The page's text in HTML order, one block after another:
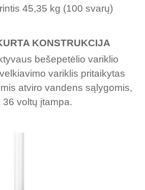
45,35 kg (100 svarų)
KONSTRUKCIJA
bešepetėlio variklio
variklis pritaikytas
atviro vandens sąlygomis,
voltų įtampa.